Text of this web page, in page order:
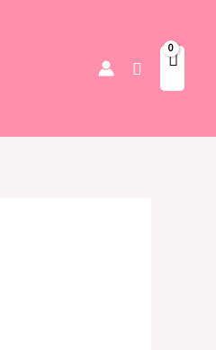
Buscar